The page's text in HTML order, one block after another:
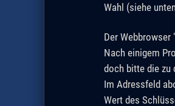
Wahl (siehe
Der Webbrowser
Nach einigem
doch bitte die zu
Im Adressfeld
Wert des